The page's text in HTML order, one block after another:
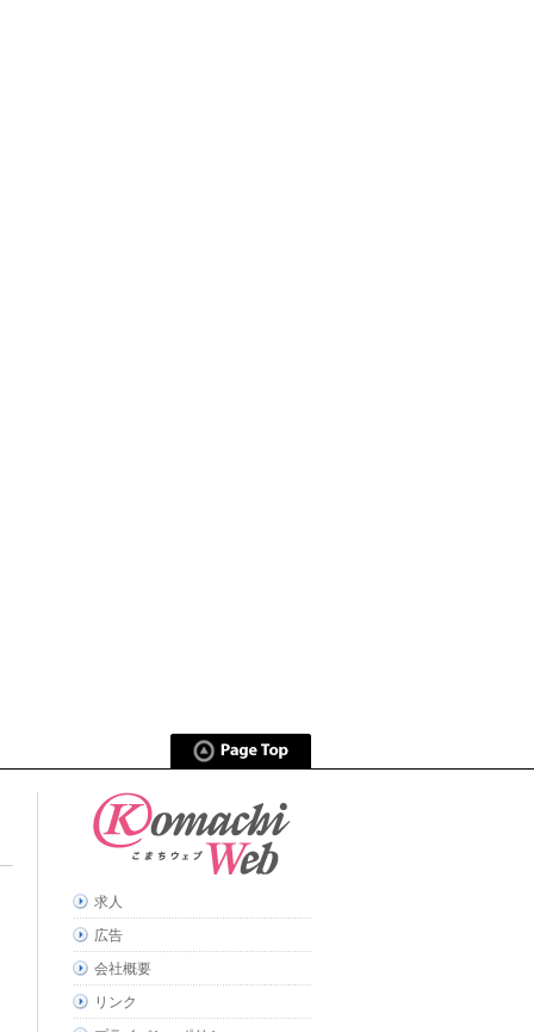
求人
広告
会社概要
リンク